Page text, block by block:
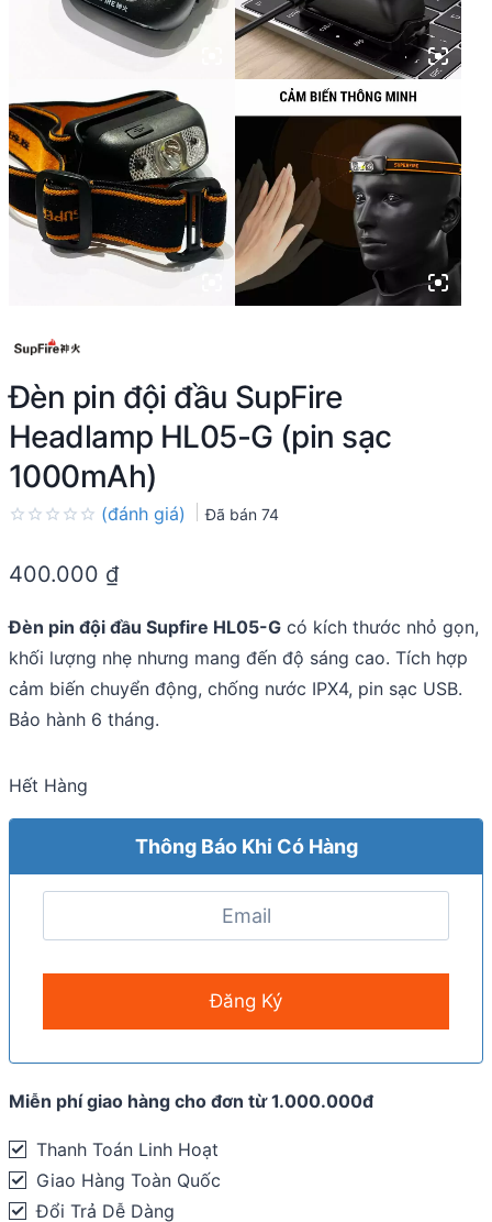
Đèn pin đội đầu SupFire
Headlamp HL05-G (pin sạc
1000mAh)
out
(đánh giá) Đã bán 74
400.000 ₫
Đèn pin đội đầu Supfire HL05-G có kích thước nhỏ gọn,
khối lượng nhẹ nhưng mang đến độ sáng cao. Tích hợp
cảm biến chuyển động, chống nước IPX4, pin sạc USB.
Bảo hành 6 tháng.
Hết Hàng
Thông Báo Khi Có Hàng
Miễn phí giao hàng cho đơn từ 1.000.000đ
Thanh Toán Linh Hoạt
Giao Hàng Toàn Quốc
Đổi Trả Dễ Dàng